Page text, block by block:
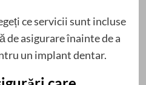
ce servicii sunt incluse
de asigurare înainte de a
un implant dentar.